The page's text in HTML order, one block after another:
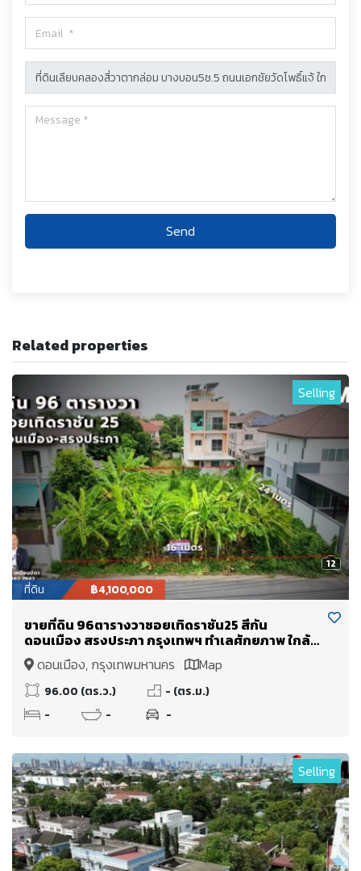
Send
Related properties
12
Selling
ที่ดิน ฿4,100,000
ขายที่ดิน 96ตารางวาซอยเทิดราชัน25 สีกัน
ดอนเมือง สรงประภา กรุงเทพฯ ทำเลศักยภาพ ใกล้
สนามบินนานาชาติดอนเมือง
ดอนเมือง, กรุงเทพมหานคร Map
96.00 (ตร.ว.)
- (ตร.ม.)
-
- -
Selling